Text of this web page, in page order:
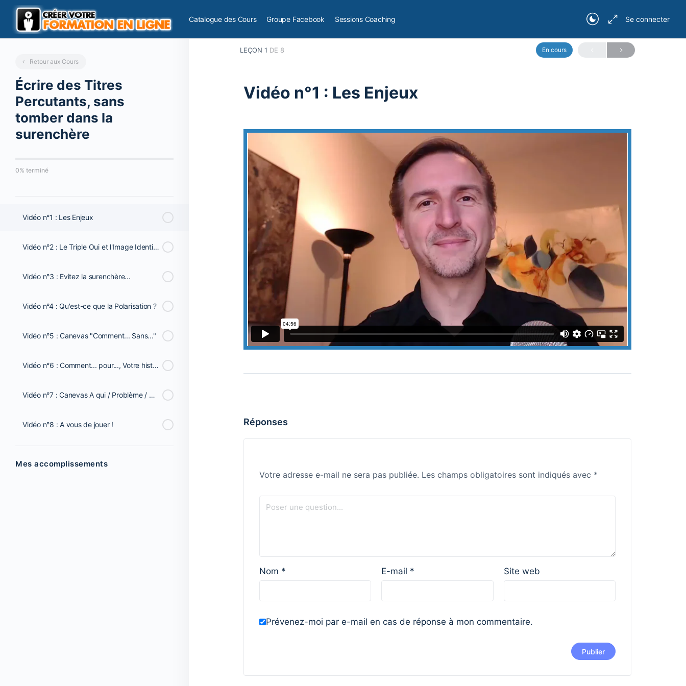
Catalogue des Cours Groupe Facebook Sessions Coaching Se connecter
Retour aux Cours
Écrire des Titres
Percutants, sans
tomber dans la
surenchère
0% terminé
Vidéo n°1 : Les Enjeux
Vidéo n°2 : Le Triple Oui et l'Image Identitaire pour cibler votre Client Idéal
Vidéo n°3 : Evitez la surenchère...
Vidéo n°4 : Qu'est-ce que la Polarisation ?
Vidéo n°5 : Canevas "Comment... Sans..."
Vidéo n°6 : Comment... pour..., Votre histoire personnelle..., Erreurs à ne pas faire...
Vidéo n°7 : Canevas A qui / Problème / Opportunité / Bénéfice..., Les 3 raisons...
Vidéo n°8 : A vous de jouer !
Mes accomplissements
Écrire des Titres Percutants, sans tomber dans la surenchère
LEÇON 1 DE 8 En cours
Vidéo n°1 : Les Enjeux
Réponses
Votre adresse e-mail ne sera pas publiée. Les champs obligatoires sont indiqués avec *
Nom * E-mail * Site web
Prévenez-moi par e-mail en cas de réponse à mon commentaire.